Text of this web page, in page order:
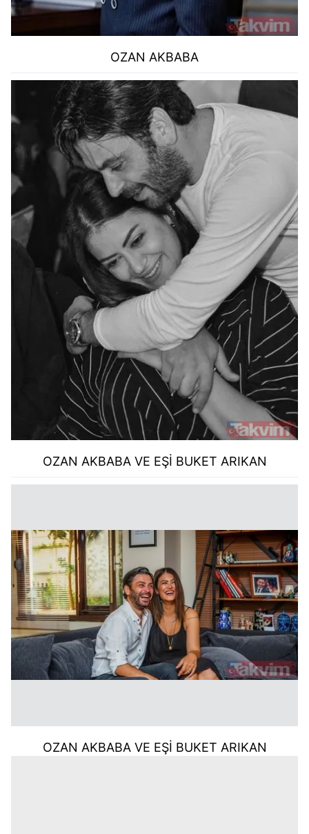
OZAN AKBABA
OZAN AKBABA VE EŞİ BUKET ARIKAN
OZAN AKBABA VE EŞİ BUKET ARIKAN